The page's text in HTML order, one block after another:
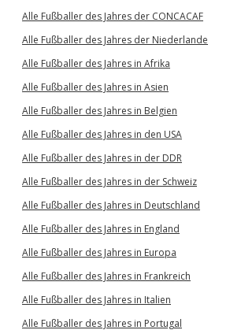
Alle Fußballer des Jahres der CONCACAF
Alle Fußballer des Jahres der Niederlande
Alle Fußballer des Jahres in Afrika
Alle Fußballer des Jahres in Asien
Alle Fußballer des Jahres in Belgien
Alle Fußballer des Jahres in den USA
Alle Fußballer des Jahres in der DDR
Alle Fußballer des Jahres in der Schweiz
Alle Fußballer des Jahres in Deutschland
Alle Fußballer des Jahres in England
Alle Fußballer des Jahres in Europa
Alle Fußballer des Jahres in Frankreich
Alle Fußballer des Jahres in Italien
Alle Fußballer des Jahres in Portugal